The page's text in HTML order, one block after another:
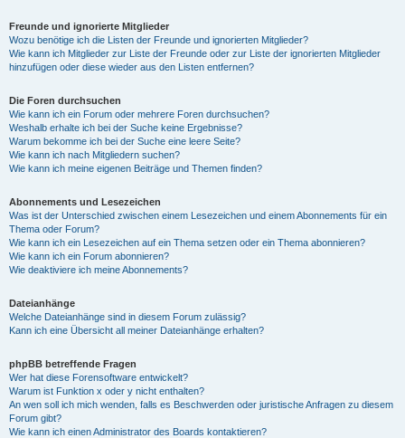
Freunde und ignorierte Mitglieder
Wozu benötige ich die Listen der Freunde und ignorierten Mitglieder?
Wie kann ich Mitglieder zur Liste der Freunde oder zur Liste der ignorierten Mitglieder
hinzufügen oder diese wieder aus den Listen entfernen?
Die Foren durchsuchen
Wie kann ich ein Forum oder mehrere Foren durchsuchen?
Weshalb erhalte ich bei der Suche keine Ergebnisse?
Warum bekomme ich bei der Suche eine leere Seite?
Wie kann ich nach Mitgliedern suchen?
Wie kann ich meine eigenen Beiträge und Themen finden?
Abonnements und Lesezeichen
Was ist der Unterschied zwischen einem Lesezeichen und einem Abonnements für ein
Thema oder Forum?
Wie kann ich ein Lesezeichen auf ein Thema setzen oder ein Thema abonnieren?
Wie kann ich ein Forum abonnieren?
Wie deaktiviere ich meine Abonnements?
Dateianhänge
Welche Dateianhänge sind in diesem Forum zulässig?
Kann ich eine Übersicht all meiner Dateianhänge erhalten?
phpBB betreffende Fragen
Wer hat diese Forensoftware entwickelt?
Warum ist Funktion x oder y nicht enthalten?
An wen soll ich mich wenden, falls es Beschwerden oder juristische Anfragen zu diesem
Forum gibt?
Wie kann ich einen Administrator des Boards kontaktieren?